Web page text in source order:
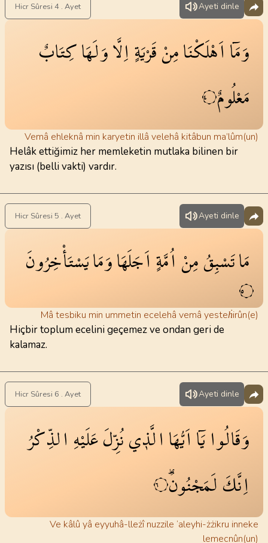
Hicr Sûresi 4 . Ayet Ayeti dinle
وَمَٓااَهْلَكْنَامِنْقَرْيَةٍاِلَّاوَلَهَاكِتَابٌ
مَعْلُومٌ ٤
Vemâ ehleknâ min karyetin illâ velehâ kitâbun ma’lûm(un)
Helâk ettiğimiz her memleketin mutlaka bilinen bir
yazısı (belli vakti) vardır.
Hicr Sûresi 5 . Ayet Ayeti dinle
مَاتَسْبِقُمِنْ اُمَّةٍاَجَلَهَاوَمَايَسْتَأْخِرُونَ
٥
Mâ tesbiku min ummetin ecelehâ vemâ yesteḣirûn(e)
Hiçbir toplum ecelini geçemez ve ondan geri de
kalamaz.
Hicr Sûresi 6 . Ayet Ayeti dinle
وَقَالُوايَٓااَيُّهَاالَّذ۪ينُزِّلَعَلَيْهِ الذِّكْرُ
اِنَّكَلَمَجْنُونٌۜ ٦
Ve kâlû yâ eyyuhâ-lleżî nuzzile ‘aleyhi-żżikru inneke
lemecnûn(un)